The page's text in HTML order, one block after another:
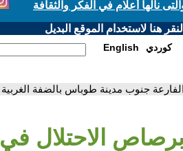
نالها أعلام في الفكر والثقافة
هنا لاستخدام الموقع البديل
English كوردي
جنوب مدينة طوباس بالضفة الغربية
الاحتلال في